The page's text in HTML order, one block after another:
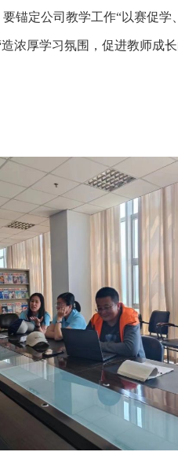
锚定公司教学工作“以赛促学
浓厚学习氛围，促进教师成